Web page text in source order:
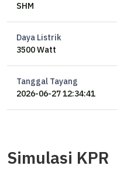
SHM
Daya Listrik
3500 Watt
Tanggal Tayang
2026-06-27 12:34:41
Simulasi KPR